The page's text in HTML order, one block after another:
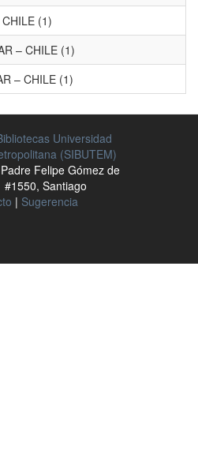
(1)
– CHILE (1)
– CHILE (1)
Universidad
(SIBUTEM)
Felipe Gómez de
Santiago
| Sugerencia